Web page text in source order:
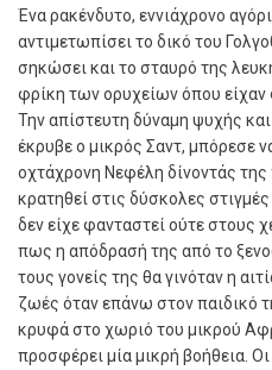
Ένα ρακένδυτο, εννιάχρονο
αντιμετωπίσει το δικό του
σηκώσει και το σταυρό της
φρίκη των ορυχείων όπου είχαν
Την απίστευτη δύναμη ψυχής
έκρυβε ο μικρός Σαντ, μπόρεσε
οχτάχρονη Νεφέλη δίνοντάς της
κρατηθεί στις δύσκολες
δεν είχε φανταστεί ούτε στους
πως η απόδρασή της από το
τους γονείς της θα γινόταν η
ζωές όταν επάνω στον παιδικό
κρυφά στο χωριό του μικρού
προσφέρει μία μικρή βοήθεια.